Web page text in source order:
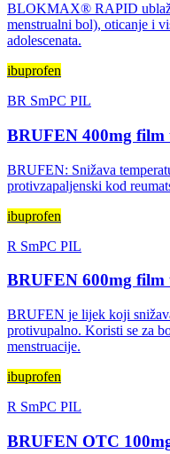
BLOKMAX® RAPID
menstrualni bol), oticanje i
adolescenata.
ibuprofen
BR SmPC PIL
BRUFEN 400mg film
BRUFEN: Snižava
protivzapaljenski kod
ibuprofen
R SmPC PIL
BRUFEN 600mg film
BRUFEN je lijek koji
protivupalno. Koristi se za
menstruacije.
ibuprofen
R SmPC PIL
BRUFEN OTC